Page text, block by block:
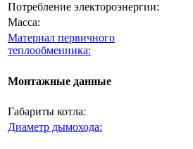
Потребление электороэнергии:
Масса:
Материал первичного
теплообменника:
Монтажные данные
Габариты котла:
Диаметр дымохода: